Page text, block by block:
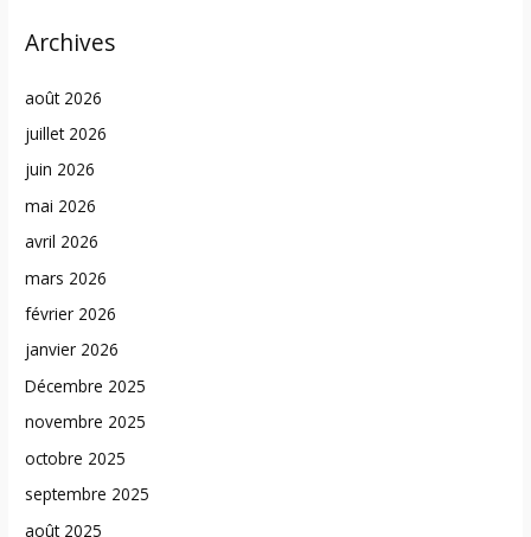
Archives
août 2026
juillet 2026
juin 2026
mai 2026
avril 2026
mars 2026
février 2026
janvier 2026
Décembre 2025
novembre 2025
octobre 2025
septembre 2025
août 2025